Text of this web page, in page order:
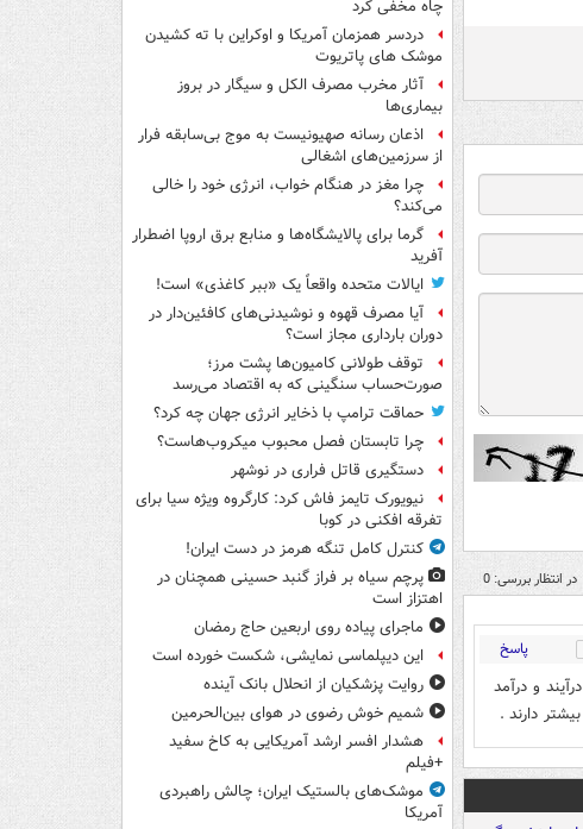
در انتظار بررسی: 0
پاسخ
و درآمد
دارند .
چاه مخفی کرد
دردسر همزمان آمریکا و اوکراین با ته کشیدن
موشک های پاتریوت
آثار مخرب مصرف الکل و سیگار در بروز
بیماری‌ها
اذعان رسانه صهیونیست به موج بی‌سابقه فرار
از سرزمین‌های اشغالی
چرا مغز در هنگام خواب، انرژی خود را خالی
می‌کند؟
گرما برای پالایشگاه‌ها و منابع برق اروپا اضطرار
آفرید
ایالات متحده واقعاً یک «ببر کاغذی» است!
آیا مصرف قهوه و نوشیدنی‌های کافئین‌دار در
دوران بارداری مجاز است؟
توقف طولانی کامیون‌ها پشت مرز؛
صورت‌حساب سنگینی که به اقتصاد می‌رسد
حماقت ترامپ با ذخایر انرژی جهان چه کرد؟
چرا تابستان فصل محبوب میکروب‌هاست؟
دستگیری قاتل فراری در نوشهر
نیویورک تایمز فاش کرد: کارگروه ویژه سیا برای
تفرقه افکنی در کوبا
کنترل کامل تنگه هرمز در دست ایران!
پرچم سیاه بر فراز گنبد حسینی همچنان در
اهتزاز است
ماجرای پیاده روی اربعین حاج رمضان
این دیپلماسی نمایشی، شکست خورده است
روایت پزشکیان از انحلال بانک آینده
شمیم خوش رضوی در هوای بین‌الحرمین
هشدار افسر ارشد آمریکایی به کاخ سفید
+فیلم
موشک‌های بالستیک ایران؛ چالش راهبردی
آمریکا